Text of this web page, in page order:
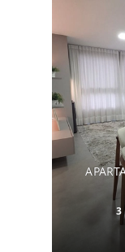
3